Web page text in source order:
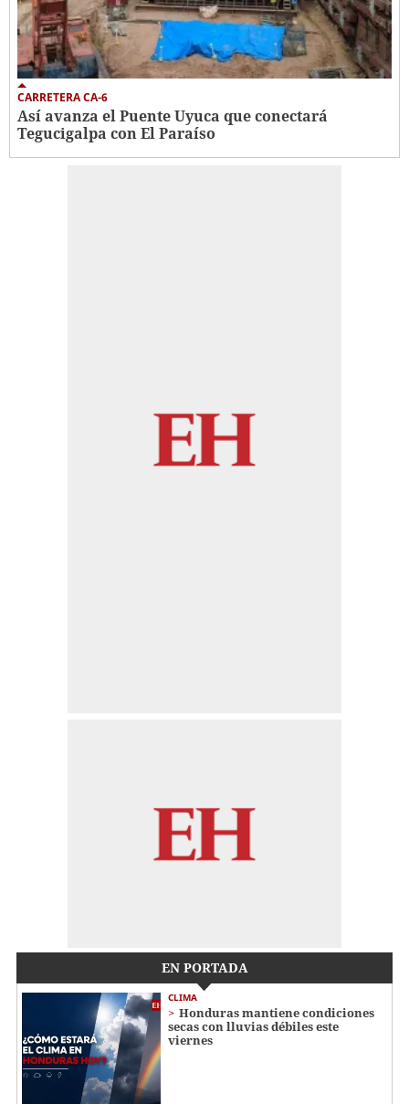
CARRETERA CA-6
Así avanza el Puente Uyuca que conectará
Tegucigalpa con El Paraíso
EN PORTADA
CLIMA
Honduras mantiene condiciones
secas con lluvias débiles este
viernes